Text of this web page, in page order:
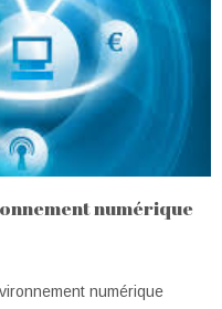
numérique
numérique